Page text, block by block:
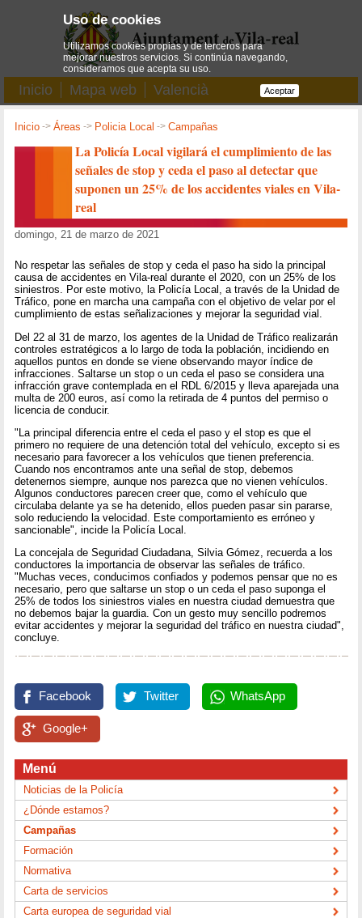
Inicio Mapa web Valencià
Inicio ->Áreas -> Policia Local ->Campañas
La Policía Local vigilará el cumplimiento de las
señales de stop y ceda el paso al detectar que
suponen un 25% de los accidentes viales en Vila-
real
domingo, 21 de marzo de 2021
No respetar las señales de stop y ceda el paso ha sido la principal
causa de accidentes en Vila-real durante el 2020, con un 25% de los
siniestros. Por este motivo, la Policía Local, a través de la Unidad de
Tráfico, pone en marcha una campaña con el objetivo de velar por el
cumplimiento de estas señalizaciones y mejorar la seguridad vial.
Del 22 al 31 de marzo, los agentes de la Unidad de Tráfico realizarán
controles estratégicos a lo largo de toda la población, incidiendo en
aquellos puntos en donde se viene observando mayor índice de
infracciones. Saltarse un stop o un ceda el paso se considera una
infracción grave contemplada en el RDL 6/2015 y lleva aparejada una
multa de 200 euros, así como la retirada de 4 puntos del permiso o
licencia de conducir.
"La principal diferencia entre el ceda el paso y el stop es que el
primero no requiere de una detención total del vehículo, excepto si es
necesario para favorecer a los vehículos que tienen preferencia.
Cuando nos encontramos ante una señal de stop, debemos
detenernos siempre, aunque nos parezca que no vienen vehículos.
Algunos conductores parecen creer que, como el vehículo que
circulaba delante ya se ha detenido, ellos pueden pasar sin pararse,
solo reduciendo la velocidad. Este comportamiento es erróneo y
sancionable", incide la Policía Local.
La concejala de Seguridad Ciudadana, Silvia Gómez, recuerda a los
conductores la importancia de observar las señales de tráfico.
"Muchas veces, conducimos confiados y podemos pensar que no es
necesario, pero que saltarse un stop o un ceda el paso suponga el
25% de todos los siniestros viales en nuestra ciudad demuestra que
no debemos bajar la guardia. Con un gesto muy sencillo podremos
evitar accidentes y mejorar la seguridad del tráfico en nuestra ciudad",
concluye.
Facebook Twitter WhatsApp
Google+
Menú
Noticias de la Policía
¿Dónde estamos?
Campañas
Formación
Normativa
Carta de servicios
Carta europea de seguridad vial
Uso de cookies
Utilizamos cookies propias y de terceros para
mejorar nuestros servicios. Si continúa navegando,
consideramos que acepta su uso.
Aceptar